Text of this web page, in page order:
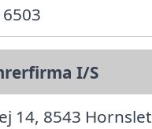
I/S
14, 8543 Hornslet